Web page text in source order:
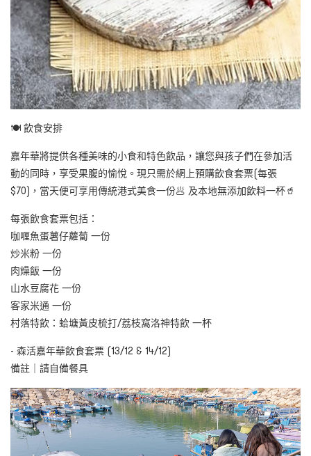
🍽️ 飲食安排
嘉年華將提供各種美味的小食和特色飲品，讓您與孩子們在參加活
動的同時，享受果腹的愉悅。現只需於網上預購飲食套票(每張
$70)，當天便可享用傳統港式美食一份🥟 及本地無添加飲料一杯🥤
每張飲食套票包括：
咖喱魚蛋薯仔蘿蔔 一份
炒米粉 一份
肉燥飯 一份
山水豆腐花 一份
客家米通 一份
村落特飲：蛤塘黃皮梳打/荔枝窩洛神特飲 一杯
- 森活嘉年華飲食套票 (13/12 & 14/12)
備註｜請自備餐具